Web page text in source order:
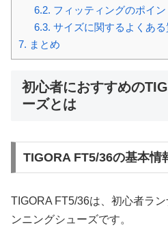
6.2. フィッティングのポイン
6.3. サイズに関するよくある
7. まとめ
初心者におすすめの
ーズとは
TIGORA FT5/36の基本情
TIGORA FT5/36は、初心者ラ
ンニングシューズです。